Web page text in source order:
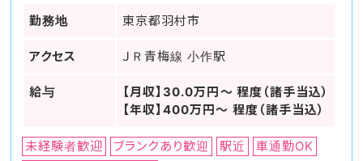
勤務地 東京都羽村市
アクセス ＪＲ青梅線 小作駅
給与
【月収】30.0万円～ 程度（諸手当込）
【年収】400万円～ 程度（諸手当込）
未経験者歓迎 ブランクあり歓迎 駅近
車通勤OK